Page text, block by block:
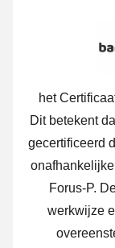
het
Dit betekent
gecertificeerd
Forus-P.
werkwijze